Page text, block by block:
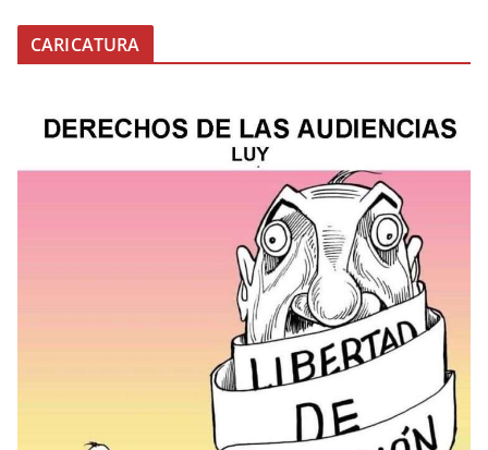
CARICATURA